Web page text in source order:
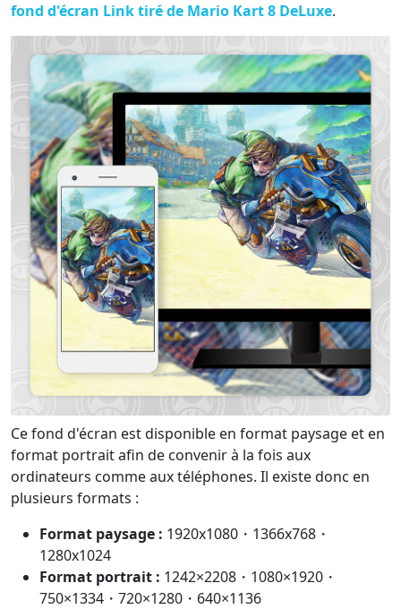
fond d'écran Link tiré de Mario Kart 8 DeLuxe.
Ce fond d'écran est disponible en format paysage et en
format portrait afin de convenir à la fois aux
ordinateurs comme aux téléphones. Il existe donc en
plusieurs formats :
Format paysage : 1920x1080・1366x768・
1280x1024
Format portrait : 1242×2208・1080×1920・
750×1334・720×1280・640×1136